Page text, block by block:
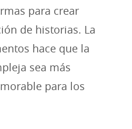
para crear
de historias. La
hace que la
sea más
para los